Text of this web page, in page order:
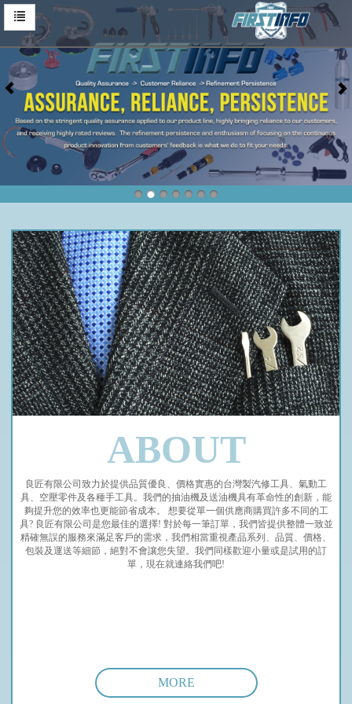
ABOUT
良匠有限公司致力於提供品質優良、價格實惠的台灣製汽修工具、氣動工
具、空壓零件及各種手工具。我們的抽油機及送油機具有革命性的創新，能
夠提升您的效率也更能節省成本。 想要從單一個供應商購買許多不同的工
具? 良匠有限公司是您最佳的選擇! 對於每一筆訂單，我們皆提供整體一致並
精確無誤的服務來滿足客戶的需求，我們相當重視產品系列、品質、價格、
包裝及運送等細節，絕對不會讓您失望。我們同樣歡迎小量或是試用的訂
單，現在就連絡我們吧!
MORE